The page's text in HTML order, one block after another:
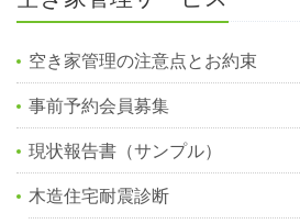
空き家管理の注意点とお約束
事前予約会員募集
現状報告書（サンプル）
木造住宅耐震診断